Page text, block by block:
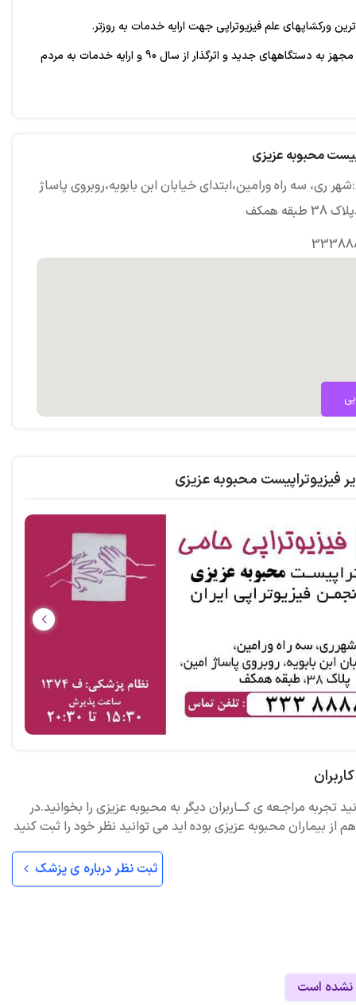
ورکشاپهای علم فیزیوتراپی جهت ارایه خدمات به روزتر.
احداث کلینیک مجهز به دستگاههای جدید و اثرگذار از سال 90 و ارایه خدمات به مردم
و کم توان ، مگنت ، دستگاههای الکتروتراپی و مکانوتراپی .
محبوبه عزیزی
ری، سه راه ورامین،ابتدای خیابان ابن بابویه،روبروی پاساژ
همکف
فیزیوتراپیست محبوبه عزیزی
تجربه مراجـعه ی کـــاربران دیگر به محبوبه عزیزی را بخوانید.در
از بیماران محبوبه عزیزی بوده اید می توانید نظر خود را ثبت کنید
ثبت نظر درباره ی پزشک
نشده است